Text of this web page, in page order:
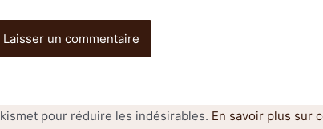
pour réduire les indésirables. En savoir plus sur